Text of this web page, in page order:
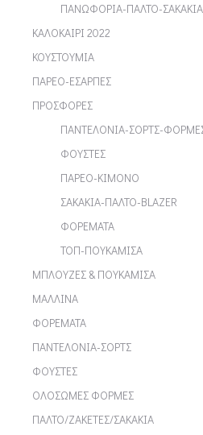
ΠΑΝΩΦΟΡΙΑ-ΠΑΛΤΟ-ΣΑΚΑΚΙΑ
ΚΑΛΟΚΑΙΡΙ 2022
ΚΟΥΣΤΟΥΜΙΑ
ΠΑΡΕΟ-ΕΣΑΡΠΕΣ
ΠΡΟΣΦΟΡΕΣ
ΠΑΝΤΕΛΟΝΙΑ-ΣΟΡΤΣ-
ΦΟΥΣΤΕΣ
ΠΑΡΕΟ-ΚΙΜΟΝΟ
ΣΑΚΑΚΙΑ-ΠΑΛΤΟ-BLAZER
ΦΟΡΕΜΑΤΑ
ΤΟΠ-ΠΟΥΚΑΜΙΣΑ
ΜΠΛΟΥΖΕΣ & ΠΟΥΚΑΜΙΣΑ
ΜΑΛΛΙΝΑ
ΦΟΡΕΜΑΤΑ
ΠΑΝΤΕΛΟΝΙΑ-ΣΟΡΤΣ
ΦΟΥΣΤΕΣ
ΟΛΟΣΩΜΕΣ ΦΟΡΜΕΣ
ΠΑΛΤΟ/ΖΑΚΕΤΕΣ/ΣΑΚΑΚΙΑ